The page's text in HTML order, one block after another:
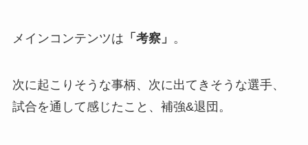
メインコンテンツは 「考察」 。
次に起こりそうな事柄、次に出てきそうな選手、
試合を通して感じたこと、補強&退団。